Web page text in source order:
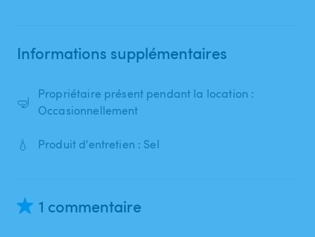
Informations supplémentaires
🤿
Propriétaire présent pendant la location :
Occasionnellement
💧 Produit d'entretien : Sel
1 commentaire